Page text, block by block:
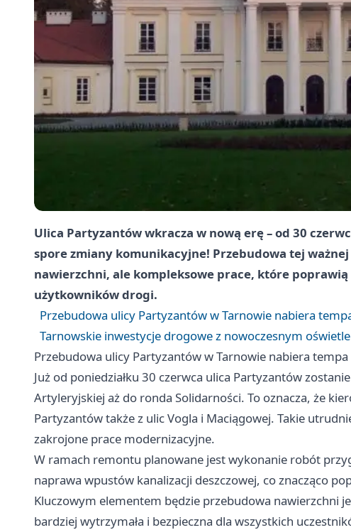
Ulica Partyzantów wkracza w nową erę – od 30
spore zmiany komunikacyjne! Przebudowa tej
nawierzchni, ale kompleksowe prace, które
użytkowników drogi.
Przebudowa ulicy Partyzantów w Tarnowie nabiera
Tarnowskie inwestycje drogowe z nowoczesnym
Przebudowa ulicy Partyzantów w Tarnowie nabiera tempa
Już od poniedziałku 30 czerwca ulica Partyzantów
Artyleryjskiej aż do ronda Solidarności. To oznacza, że
Partyzantów także z ulic Vogla i Maciągowej. Takie
zakrojone prace modernizacyjne.
W ramach remontu planowane jest wykonanie robót
naprawa wpustów kanalizacji deszczowej, co znacząco
Kluczowym elementem będzie przebudowa nawierzchni
bardziej wytrzymała i bezpieczna dla wszystkich